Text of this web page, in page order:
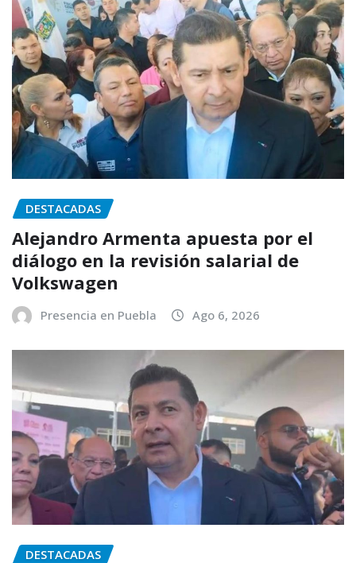
DESTACADAS
Alejandro Armenta apuesta por el
diálogo en la revisión salarial de
Volkswagen
Presencia en Puebla Ago 6, 2026
DESTACADAS